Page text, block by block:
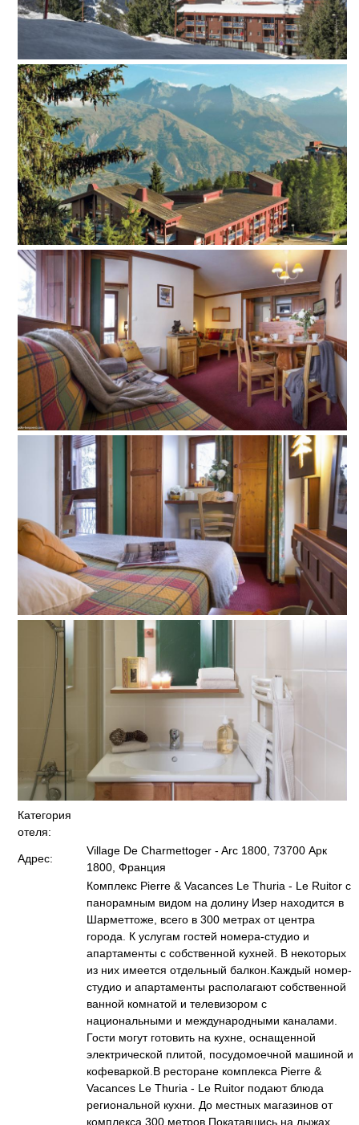
Категория
отеля:
Адрес:
Village De Charmettoger - Arc 1800, 73700 Арк
1800, Франция
Комплекс Pierre & Vacances Le Thuria - Le Ruitor с
панорамным видом на долину Изер находится в
Шарметтоже, всего в 300 метрах от центра
города. К услугам гостей номера-студио и
апартаменты с собственной кухней. В некоторых
из них имеется отдельный балкон.Каждый номер-
студио и апартаменты располагают собственной
ванной комнатой и телевизором с
национальными и международными каналами.
Гости могут готовить на кухне, оснащенной
электрической плитой, посудомоечной машиной и
кофеваркой.В ресторане комплекса Pierre &
Vacances Le Thuria - Le Ruitor подают блюда
региональной кухни. До местных магазинов от
комплекса 300 метров.Покатавшись на лыжах,